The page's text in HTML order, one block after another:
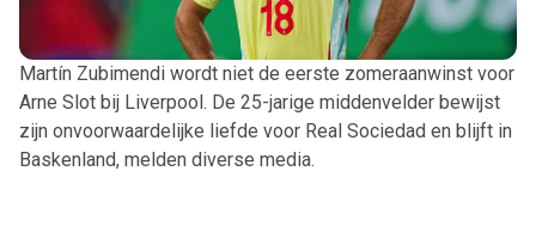
Martín Zubimendi wordt niet de eerste zomeraanwinst voor
Arne Slot bij Liverpool. De 25-jarige middenvelder bewijst
zijn onvoorwaardelijke liefde voor Real Sociedad en blijft in
Baskenland, melden diverse media.